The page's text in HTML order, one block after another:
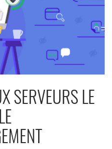
SERVEURS LE